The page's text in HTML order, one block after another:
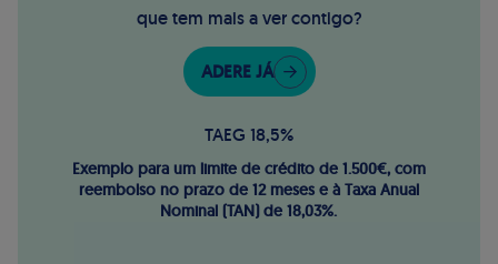
que tem mais a ver contigo?
TAEG 18,5%
Exemplo para um limite de crédito de 1.500€, com
reembolso no prazo de 12 meses e à Taxa Anual
Nominal (TAN) de 18,03%.
ADERE JÁ